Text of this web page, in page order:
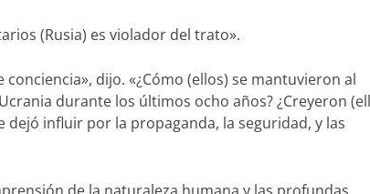
(Rusia) es violador del trato».
dijo. «¿Cómo (ellos) se mantuvieron al
durante los últimos ocho años? ¿Creyeron
dejó influir por la propaganda, la seguridad, y las